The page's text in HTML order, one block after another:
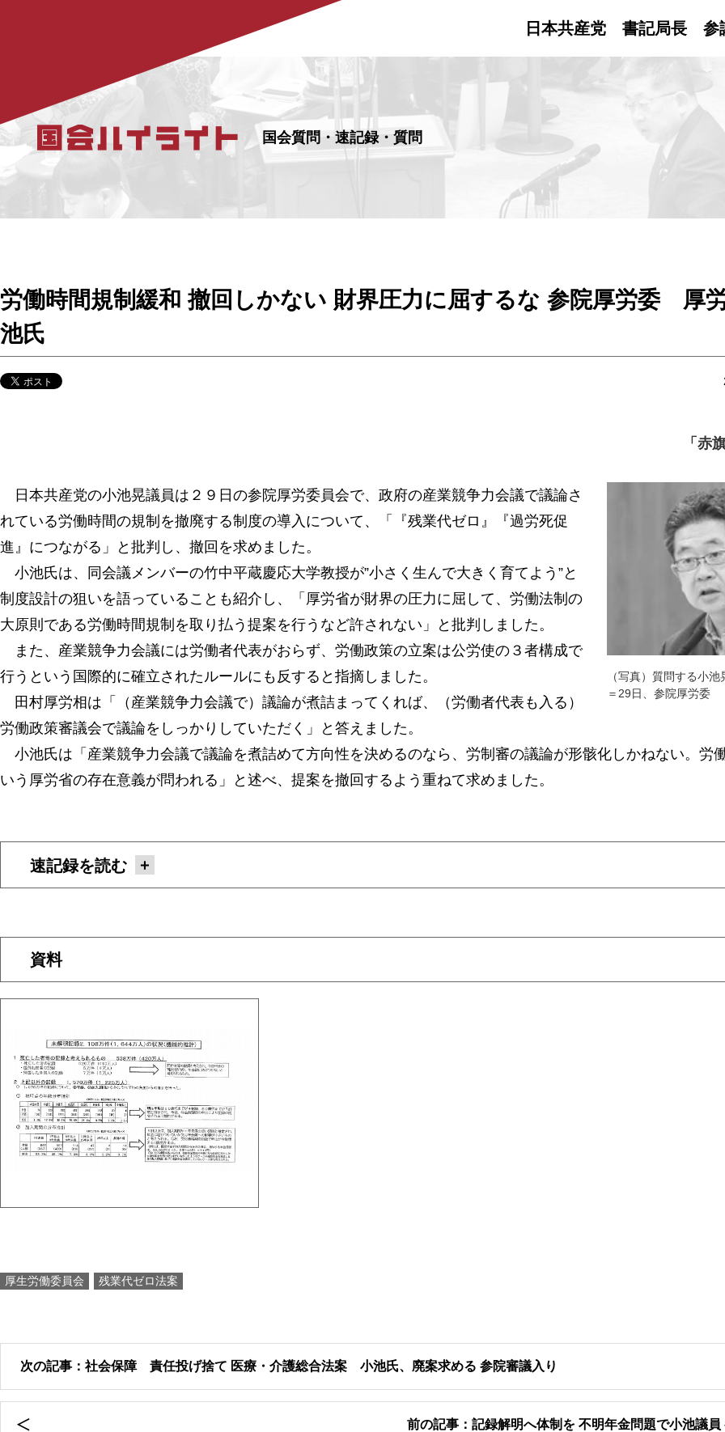
日本共産党 書記局長 参
国会質問・速記録・質問
労働時間規制緩和 撤回しかない 財界圧力に屈するな 参院厚労委 厚
池氏
「赤
（写真）質問する小池
＝29日、参院厚労委
日本共産党の小池晃議員は２９日の参院厚労委員会で、政府の産業競争力会議で議論さ
れている労働時間の規制を撤廃する制度の導入について、「『残業代ゼロ』『過労死促
進』につながる」と批判し、撤回を求めました。
小池氏は、同会議メンバーの竹中平蔵慶応大学教授が”小さく生んで大きく育てよう”と
制度設計の狙いを語っていることも紹介し、「厚労省が財界の圧力に屈して、労働法制の
大原則である労働時間規制を取り払う提案を行うなど許されない」と批判しました。
また、産業競争力会議には労働者代表がおらず、労働政策の立案は公労使の３者構成で
行うという国際的に確立されたルールにも反すると指摘しました。
田村厚労相は「（産業競争力会議で）議論が煮詰まってくれば、（労働者代表も入る）
労働政策審議会で議論をしっかりしていただく」と答えました。
小池氏は「産業競争力会議で議論を煮詰めて方向性を決めるのなら、労制審の議論が形骸化しかねない。労
いう厚労省の存在意義が問われる」と述べ、提案を撤回するよう重ねて求めました。
速記録を読む
資料
厚生労働委員会 残業代ゼロ法案
次の記事：社会保障 責任投げ捨て 医療・介護総合法案 小池氏、廃案求める 参院審議入り
前の記事：記録解明へ体制を 不明年金問題で小池議員